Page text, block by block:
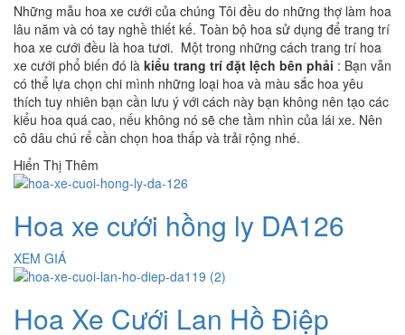
Những mẫu hoa xe cưới của chúng Tôi đều do những thợ làm hoa
lâu năm và có tay nghề thiết kế. Toàn bộ hoa sử dụng để trang trí
hoa xe cưới đều là hoa tươi. Một trong những cách trang trí hoa
xe cưới phổ biến đó là kiểu trang trí đặt lệch bên phải : Bạn vẫn
có thể lựa chọn chi mình những loại hoa và màu sắc hoa yêu
thích tuy nhiên bạn cần lưu ý với cách này bạn không nên tạo các
kiểu hoa quá cao, nếu không nó sẽ che tầm nhìn của lái xe. Nên
cô dâu chú rể cần chọn hoa thấp và trải rộng nhé.
Hiển Thị Thêm
Hoa xe cưới hồng ly DA126
XEM GIÁ
Hoa Xe Cưới Lan Hồ Điệp